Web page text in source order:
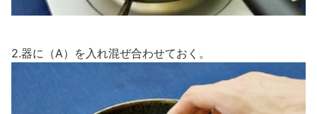
2.器に（A）を入れ混ぜ合わせておく。